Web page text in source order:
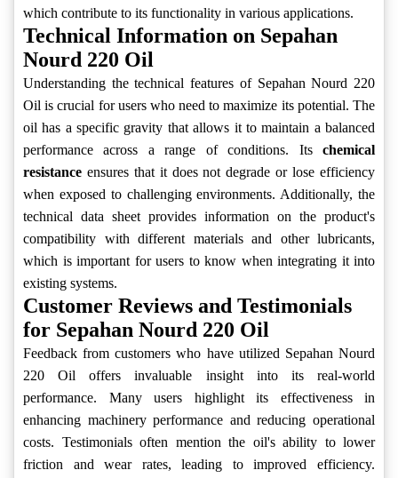
which contribute to its functionality in various applications.
Technical Information on Sepahan
Nourd 220 Oil
Understanding the technical features of Sepahan Nourd 220
Oil is crucial for users who need to maximize its potential. The
oil has a specific gravity that allows it to maintain a balanced
performance across a range of conditions. Its chemical
resistance ensures that it does not degrade or lose efficiency
when exposed to challenging environments. Additionally, the
technical data sheet provides information on the product's
compatibility with different materials and other lubricants,
which is important for users to know when integrating it into
existing systems.
Customer Reviews and Testimonials
for Sepahan Nourd 220 Oil
Feedback from customers who have utilized Sepahan Nourd
220 Oil offers invaluable insight into its real-world
performance. Many users highlight its effectiveness in
enhancing machinery performance and reducing operational
costs. Testimonials often mention the oil's ability to lower
friction and wear rates, leading to improved efficiency.